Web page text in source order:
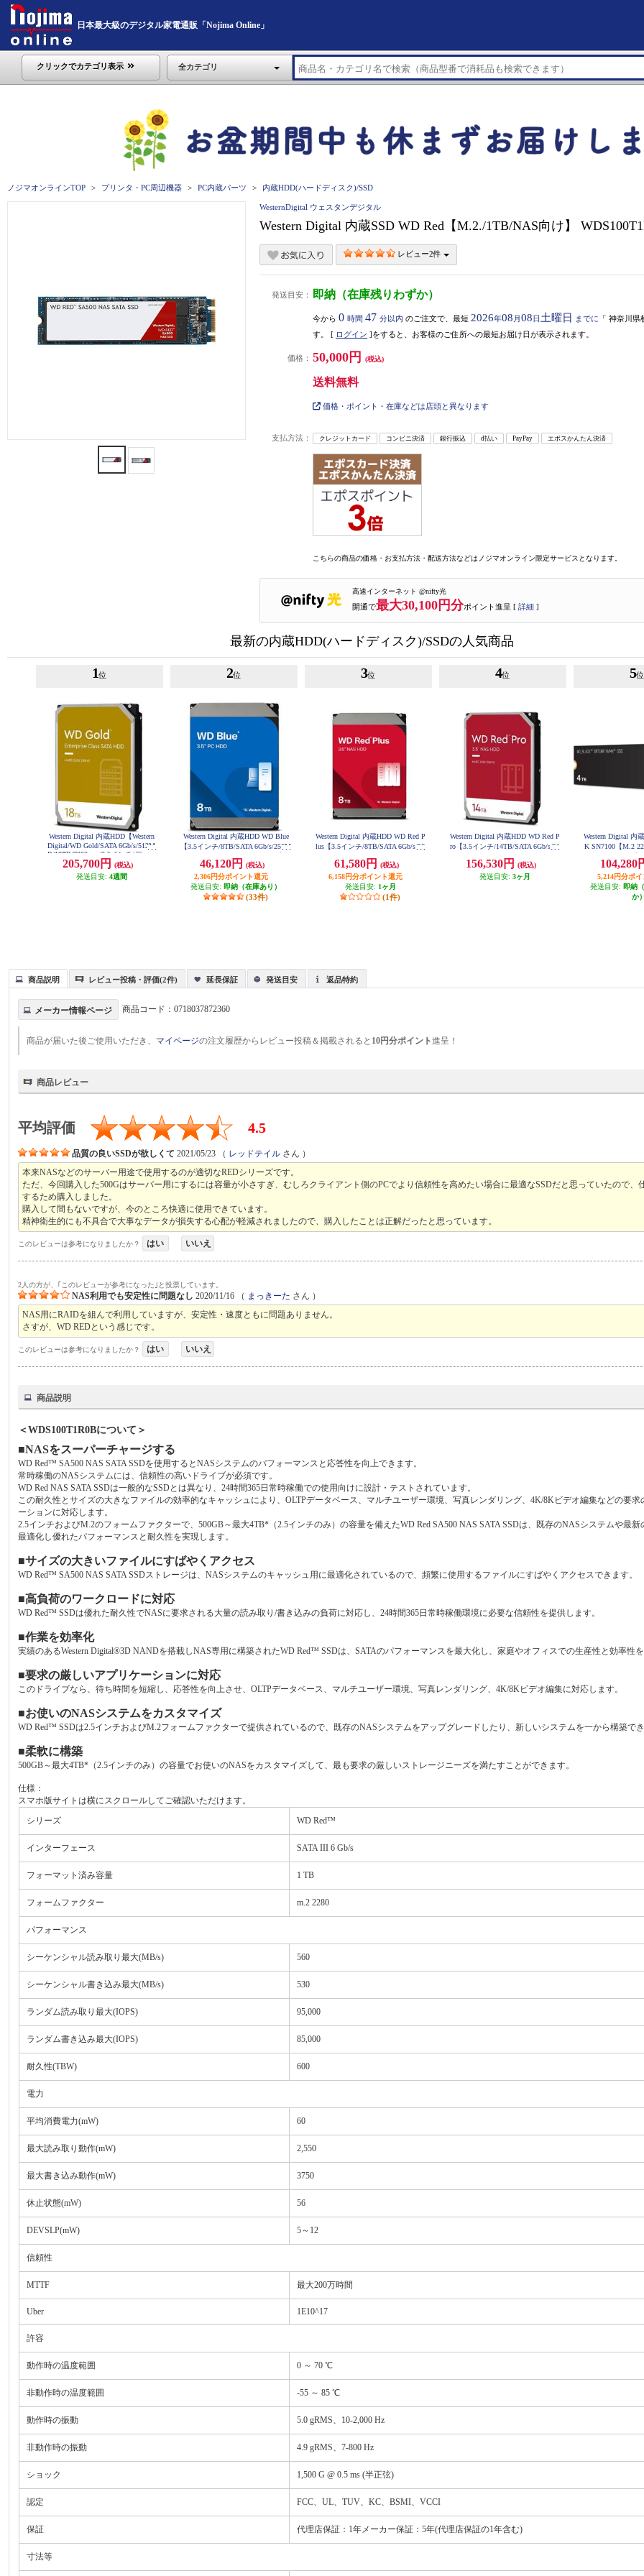
日本最大級のデジタル家電通販「Nojima Online」
クリックでカテゴリ表示 全カテゴリ
ノジマオンラインTOP プリンタ・PC周辺機器 PC内蔵パーツ 内蔵HDD(ハードディスク)/SSD
WesternDigital ウェスタンデジタル
Western Digital 内蔵SSD WD Red【M.2./1TB/NAS向け】
レビュー2件
発送目安： 即納（在庫残りわずか）
今から 0 時間 47 分以内 のご注文で、最短 2026年08 月08日 土曜日 までに 「 神奈川県
す。 [ ログイン ]をすると、お客様のご住所への最短お届け日が表示されます。
価格： 50,000円 (税込)
送料無料
価格・ポイント・在庫などは店頭と異なります
支払方法： クレジットカード コンビニ決済 銀行振込 d払い PayPay エポスかんたん決済
こちらの商品の価格・お支払方法・配送方法などはノジマオンライン限定サービスとなります。
高速インターネット @nifty光
開通で最大30,100円分ポイント進呈 [ 詳細 ]
最新の内蔵HDD(ハードディスク)/SSDの人気商品
1位
Western Digital 内蔵HDD【Western
Digital/WD Gold/SATA 6Gb/s/512M
B/18TB/7200rpm/3.5インチ/データ
センター向け】 WD181KRYZ
205,700円
(税込)
発送目安: 4週間
2位
Western Digital 内蔵HDD WD Blue
【3.5インチ/8TB/SATA 6Gb/s/256M
け/2023年12月モデル】 WD80EAA
Z
46,120円
(税込)
2,306円分ポイント還元
発送目安: 即納（在庫あり）
(33件)
3位
Western Digital 内蔵HDD WD Red P
lus【3.5インチ/8TB/SATA 6Gb/s/56
S向け/2023年12月モデル】 WD80E
FPX
61,580円
(税込)
6,158円分ポイント還元
発送目安: 1ヶ月
(1件)
4位
Western Digital 内蔵HDD WD Red P
ro【3.5インチ/14TB/SATA 6Gb/s/51
WD142KFGX
156,530円
(税込)
発送目安: 3ヶ月
5位
Western Digital 内
K SN7100【M.2
104,280
5,214円分ポ
発送目安: 即納
か）
商品説明 レビュー投稿・評価(2件) 延長保証 発送目安 返品特約
メーカー情報ページ 商品コード：0718037872360
商品が届いた後ご使用いただき、 マイページの注文履歴からレビュー投稿＆掲載されると 10円分ポイント進呈！
商品レビュー
平均評価 4.5
品質の良いSSDが欲しくて 2021/05/23 （ レッドテイル さん ）
本来NASなどのサーバー用途で使用するのが適切なREDシリーズです。
ただ、今回購入した500Gはサーバー用にするには容量が小さすぎ、むしろクライアント側のPCでより信頼性を高めたい場合に最適なSSDだと思っていたので、
するため購入しました。
購入して間もないですが、今のところ快適に使用できています。
精神衛生的にも不具合で大事なデータが損失する心配が軽減されましたので、購入したことは正解だったと思っています。
このレビューは参考になりましたか？ はい いいえ
2人の方が、｢このレビューが参考になった｣と投票しています。
NAS利用でも安定性に問題なし 2020/11/16 （ まっきーた さん ）
NAS用にRAIDを組んで利用していますが、安定性・速度ともに問題ありません。
さすが、WD REDという感じです。
このレビューは参考になりましたか？ はい いいえ
商品説明
＜WDS100T1R0Bについて＞
■NASをスーパーチャージする
WD Red™ SA500 NAS SATA SSDを使用するとNASシステムのパフォーマンスと応答性を向上できます。
常時稼働のNASシステムには、信頼性の高いドライブが必須です。
WD Red NAS SATA SSDは一般的なSSDとは異なり、24時間365日常時稼働での使用向けに設計・テストされています。
この耐久性とサイズの大きなファイルの効率的なキャッシュにより、OLTPデータベース、マルチユーザー環境、写真レンダリング、4K/8Kビデオ編集などの要求
ーションに対応します。
2.5インチおよびM.2のフォームファクターで、500GB～最大4TB*（2.5インチのみ）の容量を備えたWD Red SA500 NAS SATA SSDは、既存のNASシステムや最
最適化し優れたパフォーマンスと耐久性を実現します。
■サイズの大きいファイルにすばやくアクセス
WD Red™ SA500 NAS SATA SSDストレージは、NASシステムのキャッシュ用に最適化されているので、頻繁に使用するファイルにすばやくアクセスできます。
■高負荷のワークロードに対応
WD Red™ SSDは優れた耐久性でNASに要求される大量の読み取り/書き込みの負荷に対応し、24時間365日常時稼働環境に必要な信頼性を提供します。
■作業を効率化
実績のあるWestern Digital®3D NANDを搭載しNAS専用に構築されたWD Red™ SSDは、SATAのパフォーマンスを最大化し、家庭やオフィスでの生産性と効率性を
■要求の厳しいアプリケーションに対応
このドライブなら、待ち時間を短縮し、応答性を向上させ、OLTPデータベース、マルチユーザー環境、写真レンダリング、4K/8Kビデオ編集に対応します。
■お使いのNASシステムをカスタマイズ
WD Red™ SSDは2.5インチおよびM.2フォームファクターで提供されているので、既存のNASシステムをアップグレードしたり、新しいシステムを一から構築でき
■柔軟に構築
500GB～最大4TB*（2.5インチのみ）の容量でお使いのNASをカスタマイズして、最も要求の厳しいストレージニーズを満たすことができます。
仕様：
スマホ版サイトは横にスクロールしてご確認いただけます。
シリーズ
WD Red™
インターフェース SATA III 6 Gb/s
フォーマット済み容量 1 TB
フォームファクター m.2 2280
パフォーマンス
シーケンシャル読み取り最大(MB/s) 560
シーケンシャル書き込み最大(MB/s) 530
ランダム読み取り最大(IOPS) 95,000
ランダム書き込み最大(IOPS) 85,000
耐久性(TBW) 600
電力
平均消費電力(mW) 60
最大読み取り動作(mW) 2,550
最大書き込み動作(mW) 3750
休止状態(mW) 56
DEVSLP(mW) 5～12
信頼性
MTTF 最大200万時間
Uber 1E10^17
許容
動作時の温度範囲 0 ～ 70 ℃
非動作時の温度範囲 -55 ～ 85 ℃
動作時の振動 5.0 gRMS、10-2,000 Hz
非動作時の振動 4.9 gRMS、7-800 Hz
ショック 1,500 G @ 0.5 ms (半正弦)
認定 FCC、UL、TUV、KC、BSMI、VCCI
保証 代理店保証：1年メーカー保証：5年(代理店保証の1年含む)
寸法等